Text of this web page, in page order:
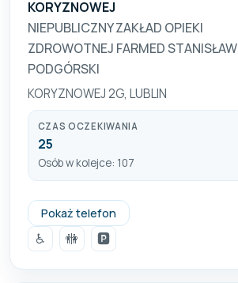
KORYZNOWEJ
NIEPUBLICZNY ZAKŁAD OPIEKI
ZDROWOTNEJ FARMED STANISŁAW
PODGÓRSKI
KORYZNOWEJ 2G, LUBLIN
CZAS OCZEKIWANIA
25
Osób w kolejce: 107
Pokaż telefon
81 7476777
♿
🚻 🅿️